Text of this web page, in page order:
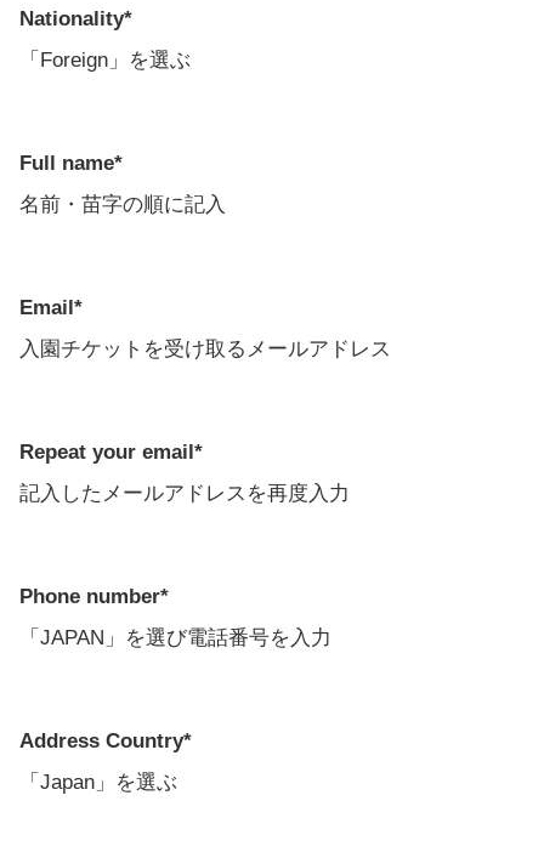
Nationality*
「Foreign」を選ぶ
Full name*
名前・苗字の順に記入
Email*
入園チケットを受け取るメールアドレス
Repeat your email*
記入したメールアドレスを再度入力
Phone number*
「JAPAN」を選び電話番号を入力
Address Country*
「Japan」を選ぶ